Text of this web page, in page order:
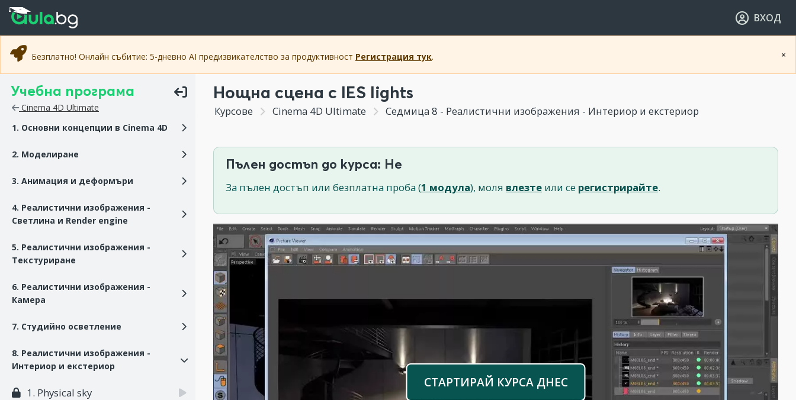
Прескочи към основното съдържание
Прескочи към навигацията
ВХОД
×
Безплатно! Онлайн събитие: 5-дневно AI предизвикателство за продуктивност Регистрация тук.
Учебна програма
Cinema 4D Ultimate
1. Основни концепции в Cinema 4D
2. Моделиране
3. Анимация и деформъри
4. Реалистични изображения -
Светлина и Render engine
5. Реалистични изображения -
Текстуриране
6. Реалистични изображения -
Камера
7. Студийно осветление
8. Реалистични изображения -
Интериор и екстериор
1. Physical sky
Нощна сцена с IES lights
Курсове Cinema 4D Ultimate Седмица 8 - Реалистични изображения - Интериор и екстериор
Пълен достъп до курса: Не
За пълен достъп или безплатна проба (1 модула), моля влезте или се регистрирайте.
СТАРТИРАЙ КУРСА ДНЕС